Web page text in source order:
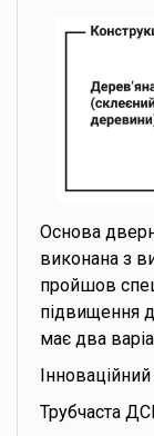
Основа
виконана з
пройшов
підвищення
має два
Трубчаста